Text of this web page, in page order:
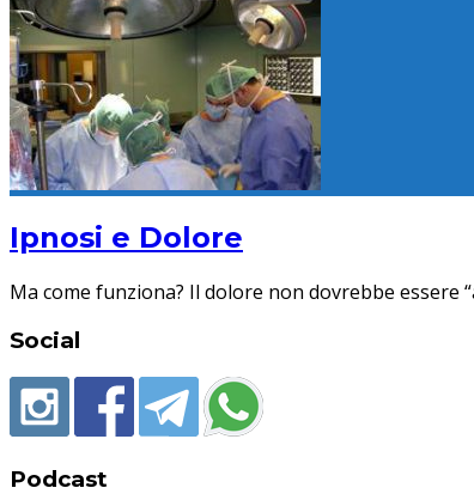
Ipnosi e Dolore
Ma come funziona? Il dolore non dovrebbe
Social
Podcast